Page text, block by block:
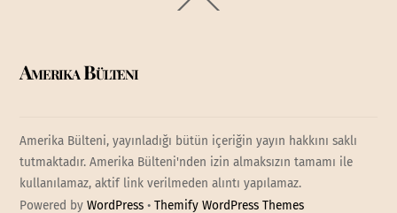
To
Amerika Bülteni
Amerika Bülteni, yayınladığı bütün içeriğin yayın hakkını saklı
tutmaktadır. Amerika Bülteni'nden izin almaksızın tamamı ile
kullanılamaz, aktif link verilmeden alıntı yapılamaz.
Powered byWordPress •Themify WordPress Themes